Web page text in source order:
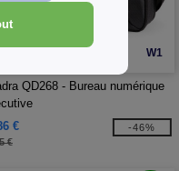
W1
QD268 - Bureau numérique
€
€
-46%